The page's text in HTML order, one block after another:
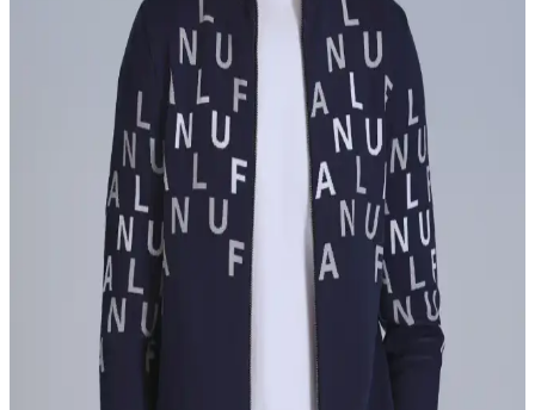
Kışlık Erkek Sweatshirtleri: Stil ve Konforu Bir
Arada Sunan Modeller
Kışlık erkek sweatshirtleri, sıcak tutan, dayanıklı ve şık tasarımlarla
gardırobunuzun vazgeçilmezleri arasında. Doğru model ve kaliteyle
soğuk havalarda rahat ve tarz sahibi olabilirsiniz.
Erkek Esnek Kumaş Pantolonların Özellikleri ve
Moda Dünyasındaki Yeri
Esnek kumaş pantolonlar, hareket özgürlüğü ve şıklık sunar.
Günümüzde moda trendleriyle uyumlu olan bu ürünler, dayanıklılık
ve uygun fiyat avantajlarıyla erkek giyiminde öne çıkıyor.
Eleven Markets Haki Erkek Polar Bere: Sıcak ve
Şık Kış Aksesuarı Seçenekleri